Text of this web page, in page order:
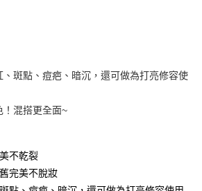
斑點、痘疤、暗沉，還可做為打亮修容使
！混搭更全面~
不乾裂
完美不脫妝